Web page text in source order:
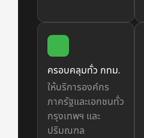
ครอบคลุมทั่ว กทม.
ให้บริการองค์กร
ภาครัฐและเอกชนทั่ว
กรุงเทพฯ และ
ปริมณฑล